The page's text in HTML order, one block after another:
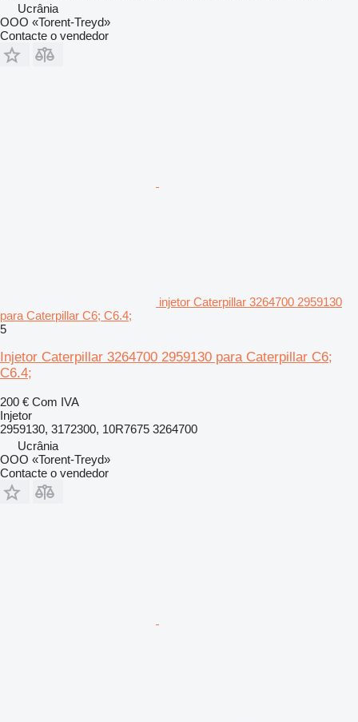
Ucrânia
OOO «Torent-Treyd»
Contacte o vendedor
injetor Caterpillar 3264700 2959130
para Caterpillar C6; C6.4;
5
Injetor Caterpillar 3264700 2959130 para Caterpillar C6;
C6.4;
200 € Com IVA
Injetor
2959130, 3172300, 10R7675 3264700
Ucrânia
OOO «Torent-Treyd»
Contacte o vendedor